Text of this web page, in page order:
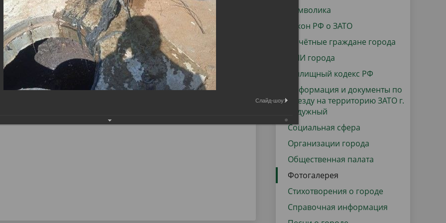
Технопарковая зона
Городская среда
проекты Реализация Национальных проектов
закупки Муниципальный контроль
Региональный контроль
коррупции
Муниципально - частное
партнёрство
Поддержка малого и среднего
предпринимательства
Символика
Закон РФ о ЗАТО
Почётные граждане города
СМИ города
Жилищный кодекс РФ
Информация и документы по
въезду на территорию ЗАТО г.
Радужный
Социальная сфера
Организации города
Общественная палата
Фотогалерея
Стихотворения о городе
Справочная информация
Слайд-шоу: